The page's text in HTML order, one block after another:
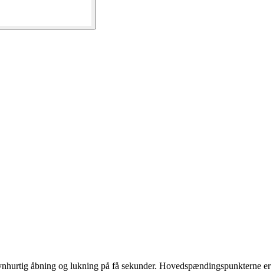
åbning og lukning på få sekunder. Hovedspændingspunkterne